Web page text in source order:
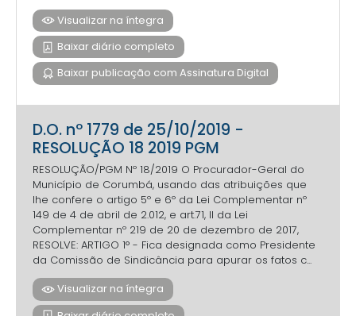
Visualizar na íntegra
Baixar diário completo
Baixar publicação com Assinatura Digital
D.O. nº 1779 de 25/10/2019 -
RESOLUÇÃO 18 2019 PGM
RESOLUÇÃO/PGM Nº 18/2019 O Procurador-Geral do
Município de Corumbá, usando das atribuições que
lhe confere o artigo 5º e 6º da Lei Complementar nº
149 de 4 de abril de 2.012, e art.71, II da Lei
Complementar nº 219 de 20 de dezembro de 2017,
RESOLVE: ARTIGO 1° - Fica designada como Presidente
da Comissão de Sindicância para apurar os fatos c...
Visualizar na íntegra